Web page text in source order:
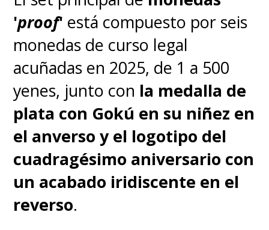
su cuadragésimo aniversario
del comienzo de la
serialización del manga
original, cuyo creador falleció
el pasado 1 de marzo a los 68
años.
Toei Animation es propietaria
de los derechos de autor de la
serie de animación
'proof' está compuesto por seis
monedas de curso legal
acuñadas en 2025, de 1 a 500
yenes, junto con la medalla de
plata con Gokú en su niñez en
el anverso y el logotipo del
cuadragésimo aniversario con
un acabado iridiscente en el
reverso.